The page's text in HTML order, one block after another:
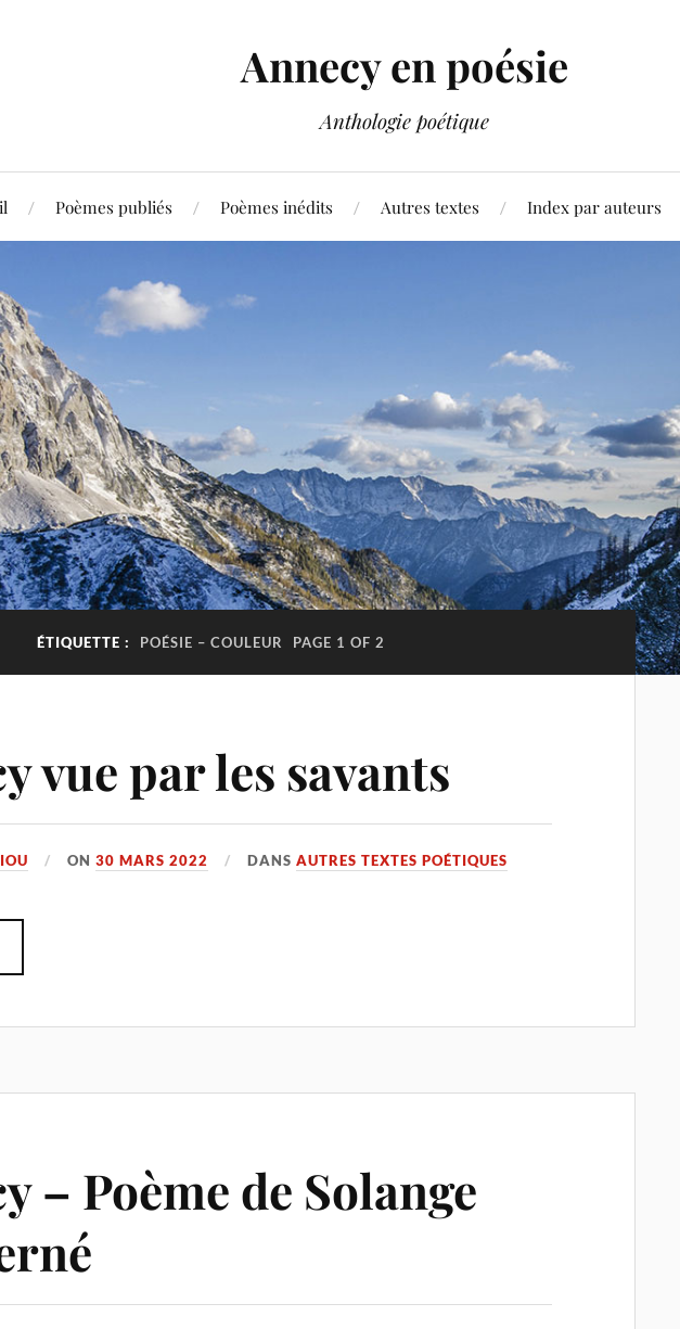
Annecy en poésie
Anthologie poétique
Poèmes publiés Poèmes inédits Autres textes Index par auteurs
ÉTIQUETTE : POÉSIE – COULEUR PAGE 1 OF 2
vue par les savants
ON30 MARS 2022 DANSAUTRES TEXTES POÉTIQUES
– Poème de Solange